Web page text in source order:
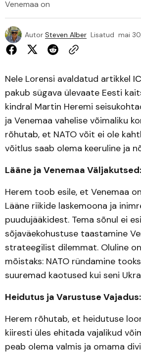
Venemaa on
Autor Steven Alber Lisatud mai
Nele Lorensi avaldatud artikkel
pakub sügava ülevaate Eesti
kindral Martin Heremi
ja Venemaa vahelise võimaliku
rõhutab, et NATO võit ei ole
võitlus saab olema keeruline ja
Lääne ja Venemaa Väljakutsed:
Herem toob esile, et Venemaa
Lääne riikide laskemoona ja
puudujääkidest. Tema sõnul ei
sõjaväekohustuse taastamine
strateegilist dilemmat. Oluline
mõistaks: NATO ründamine
suuremad kaotused kui seni
Heidutus ja Varustuse Vajadus:
Herem rõhutab, et heidutuse
kiiresti üles ehitada vajalikud
peab olema valmis ja omama